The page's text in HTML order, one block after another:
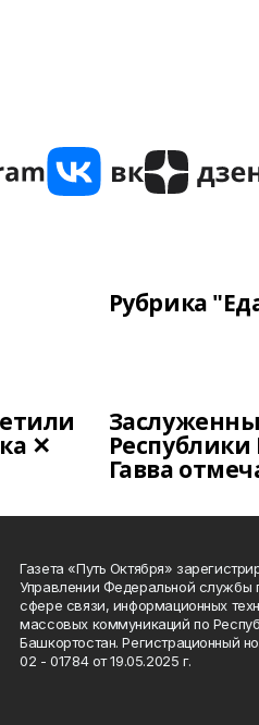
Рубрика
✕
Гавва
Газета «Путь Октября»
Управлении Федеральной службы
сфере связи, информационных
массовых коммуникаций по
Башкортостан. Регистрационный
02 - 01784 от 19.05.2025 г.